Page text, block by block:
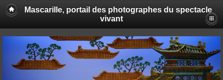
Mascarille, portail des photographes du spectacle
vivant